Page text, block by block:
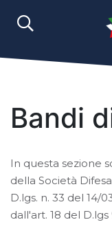
Bandi
In questa sezione
della Società
D.lgs. n. 33 del 14/
dall'art. 18 del D.lgs